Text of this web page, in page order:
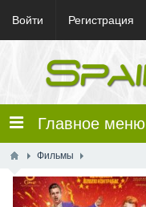
Войти Регистрация
Главное меню
Фильмы